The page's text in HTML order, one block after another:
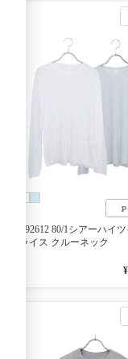
P92612 80/1シアーハイ
ライス クルーネック